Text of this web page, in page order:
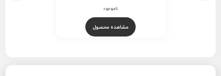
ناموجود
مشاهده محصول